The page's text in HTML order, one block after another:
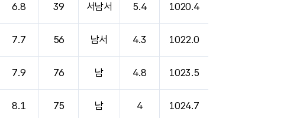
6.8 39 서남서 5.4 1020.4
7.7 56 남서 4.3 1022.0
7.9 76 남 4.8 1023.5
8.1 75 남 4 1024.7